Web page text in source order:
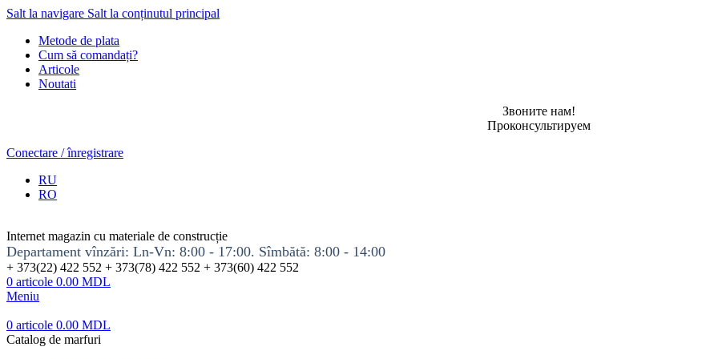
Salt la navigare Salt la conținutul principal
Metode de plata
Cum să comandați?
Articole
Noutati
Звоните нам!
Проконсультируем
Conectare / înregistrare
RU
RO
Internet magazin cu materiale de construcție
Departament vînzări: Ln-Vn: 8:00 - 17:00. Sîmbătă: 8:00 - 14:00
+ 373(22) 422 552 + 373(78) 422 552 + 373(60) 422 552
0 articole 0.00 MDL
Meniu
0 articole 0.00 MDL
Catalog de marfuri